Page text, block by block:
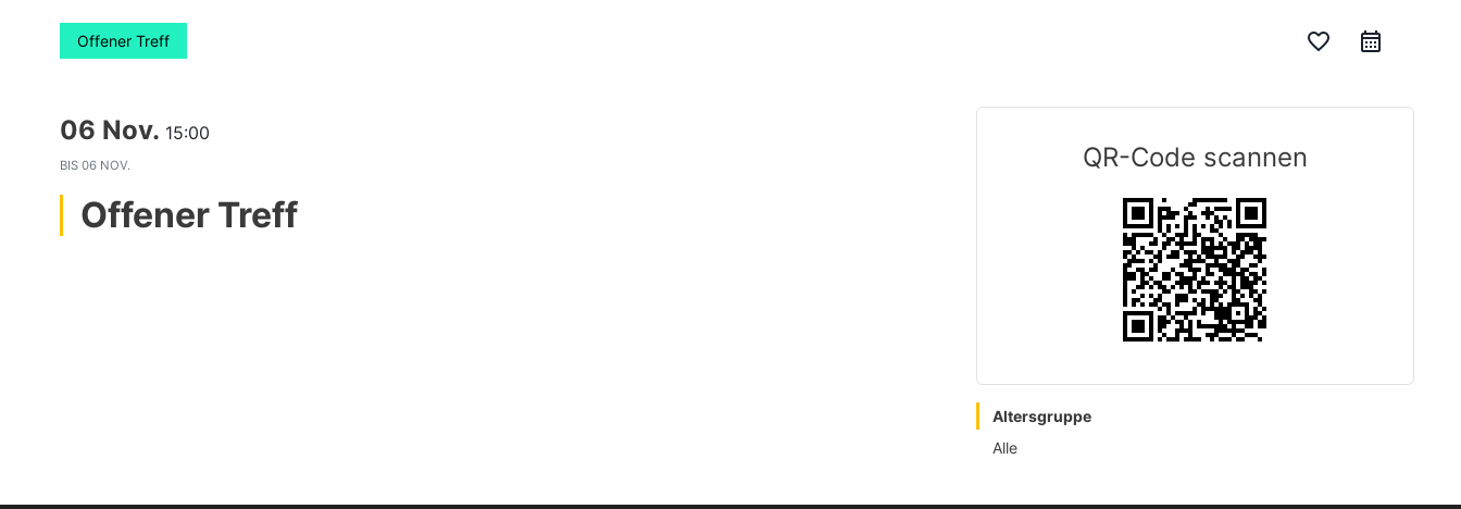
Offener Treff favorite_border
06 Nov. 15:00
BIS 06 NOV.
Offener Treff
QR-Code scannen
Altersgruppe
Alle